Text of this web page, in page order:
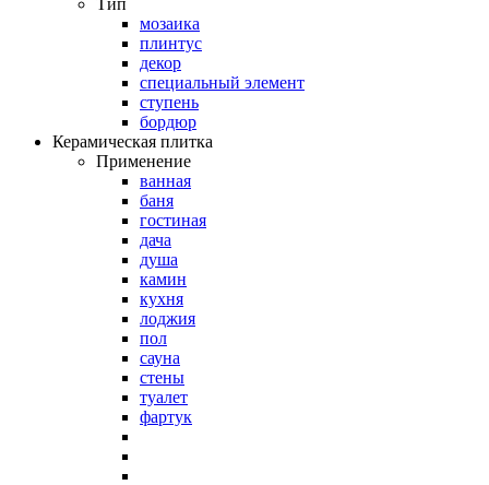
Тип
мозаика
плинтус
декор
специальный элемент
ступень
бордюр
Керамическая плитка
Применение
ванная
баня
гостиная
дача
душа
камин
кухня
лоджия
пол
сауна
стены
туалет
фартук